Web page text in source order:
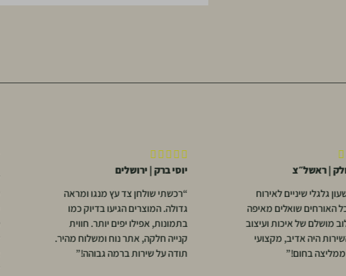

| ראשל״צ
גלגלי שיניים לאירוח
האורחים שואלים מאיפה
מושלם של איכות ועיצוב
היה אדיב, מקצועי
ממליצה בחום!”





יוסי ברק | ירושלים
“רכשתי שולחן צד עץ מנגו ומראה
גדולה. המוצרים הגיעו בדיוק כמו
בתמונות, אפילו יפים יותר. חווית
קנייה חלקה, אתר נוח ומשלוח מהיר.
תודה על שירות ברמה גבוהה!”